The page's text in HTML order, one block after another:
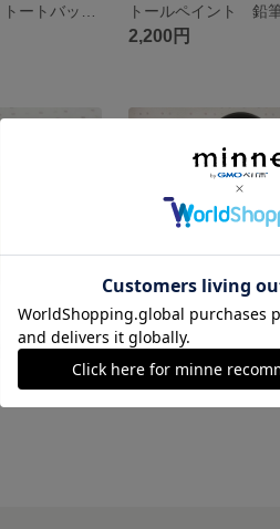
トールペイント 鉛
2,200円
トールペイント 本革 財布 パスポート お薬手帳 収納可能
3,000円